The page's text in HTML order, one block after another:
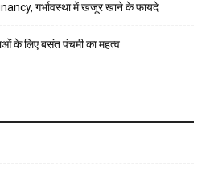
गर्भावस्था में खजूर खाने के फायदे
के लिए बसंत पंचमी का महत्व